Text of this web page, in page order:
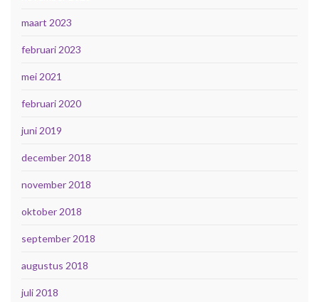
maart 2023
februari 2023
mei 2021
februari 2020
juni 2019
december 2018
november 2018
oktober 2018
september 2018
augustus 2018
juli 2018